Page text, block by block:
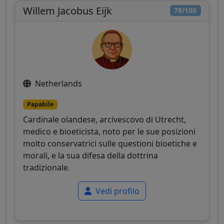
78/100
Willem Jacobus Eijk
Netherlands
Papabile
Cardinale olandese, arcivescovo di Utrecht,
medico e bioeticista, noto per le sue posizioni
molto conservatrici sulle questioni bioetiche e
morali, e la sua difesa della dottrina
tradizionale.
Vedi profilo